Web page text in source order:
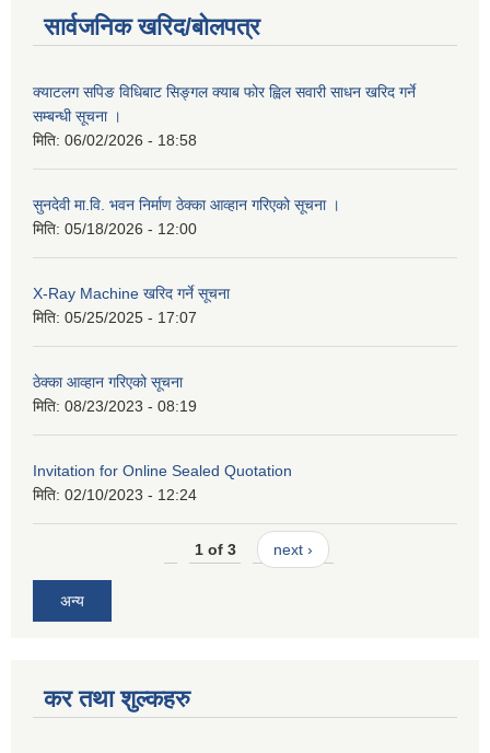
सार्वजनिक खरिद/बोलपत्र
क्याटलग सपिङ विधिबाट सिङ्गल क्याब फोर ह्विल सवारी साधन खरिद गर्ने
सम्बन्धी सूचना ।
मिति: 06/02/2026 - 18:58
सुनदेवी मा.वि. भवन निर्माण ठेक्का आव्हान गरिएको सूचना ।
मिति: 05/18/2026 - 12:00
X-Ray Machine खरिद गर्ने सूचना
मिति: 05/25/2025 - 17:07
ठेक्का आव्हान गरिएको सूचना
मिति: 08/23/2023 - 08:19
Invitation for Online Sealed Quotation
मिति: 02/10/2023 - 12:24
1 of 3 next ›
अन्य
कर तथा शुल्कहरु